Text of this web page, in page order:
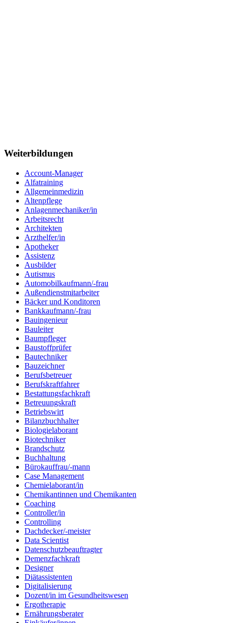
Weiterbildungen
Account-Manager
Alfatraining
Allgemeinmedizin
Altenpflege
Anlagenmechaniker/in
Arbeitsrecht
Architekten
Arzthelfer/in
Apotheker
Assistenz
Ausbilder
Autismus
Automobilkaufmann/-frau
Außendienstmitarbeiter
Bäcker und Konditoren
Bankkaufmann/-frau
Bauingenieur
Bauleiter
Baumpfleger
Baustoffprüfer
Bautechniker
Bauzeichner
Berufsbetreuer
Berufskraftfahrer
Bestattungsfachkraft
Betreuungskraft
Betriebswirt
Bilanzbuchhalter
Biologielaborant
Biotechniker
Brandschutz
Buchhaltung
Bürokauffrau/-mann
Case Management
Chemielaborant/in
Chemikantinnen und Chemikanten
Coaching
Controller/in
Controlling
Dachdecker/-meister
Data Scientist
Datenschutzbeauftragter
Demenzfachkraft
Designer
Diätassistenten
Digitalisierung
Dozent/in im Gesundheitswesen
Ergotherapie
Ernährungsberater